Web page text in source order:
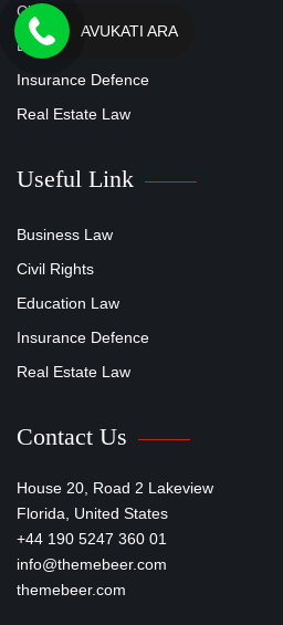
Civil Rights
Education Law
Insurance Defence
Real Estate Law
Useful Link
Business Law
Civil Rights
Education Law
Insurance Defence
Real Estate Law
Contact Us
House 20, Road 2 Lakeview
Florida, United States
+44 190 5247 360 01
info@themebeer.com
themebeer.com
AVUKATI ARA